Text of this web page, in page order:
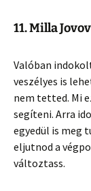
11. Milla
Valóban
veszélyes is
nem tetted. Mi
segíteni. Arra
egyedül is meg
eljutnod a
változtass.